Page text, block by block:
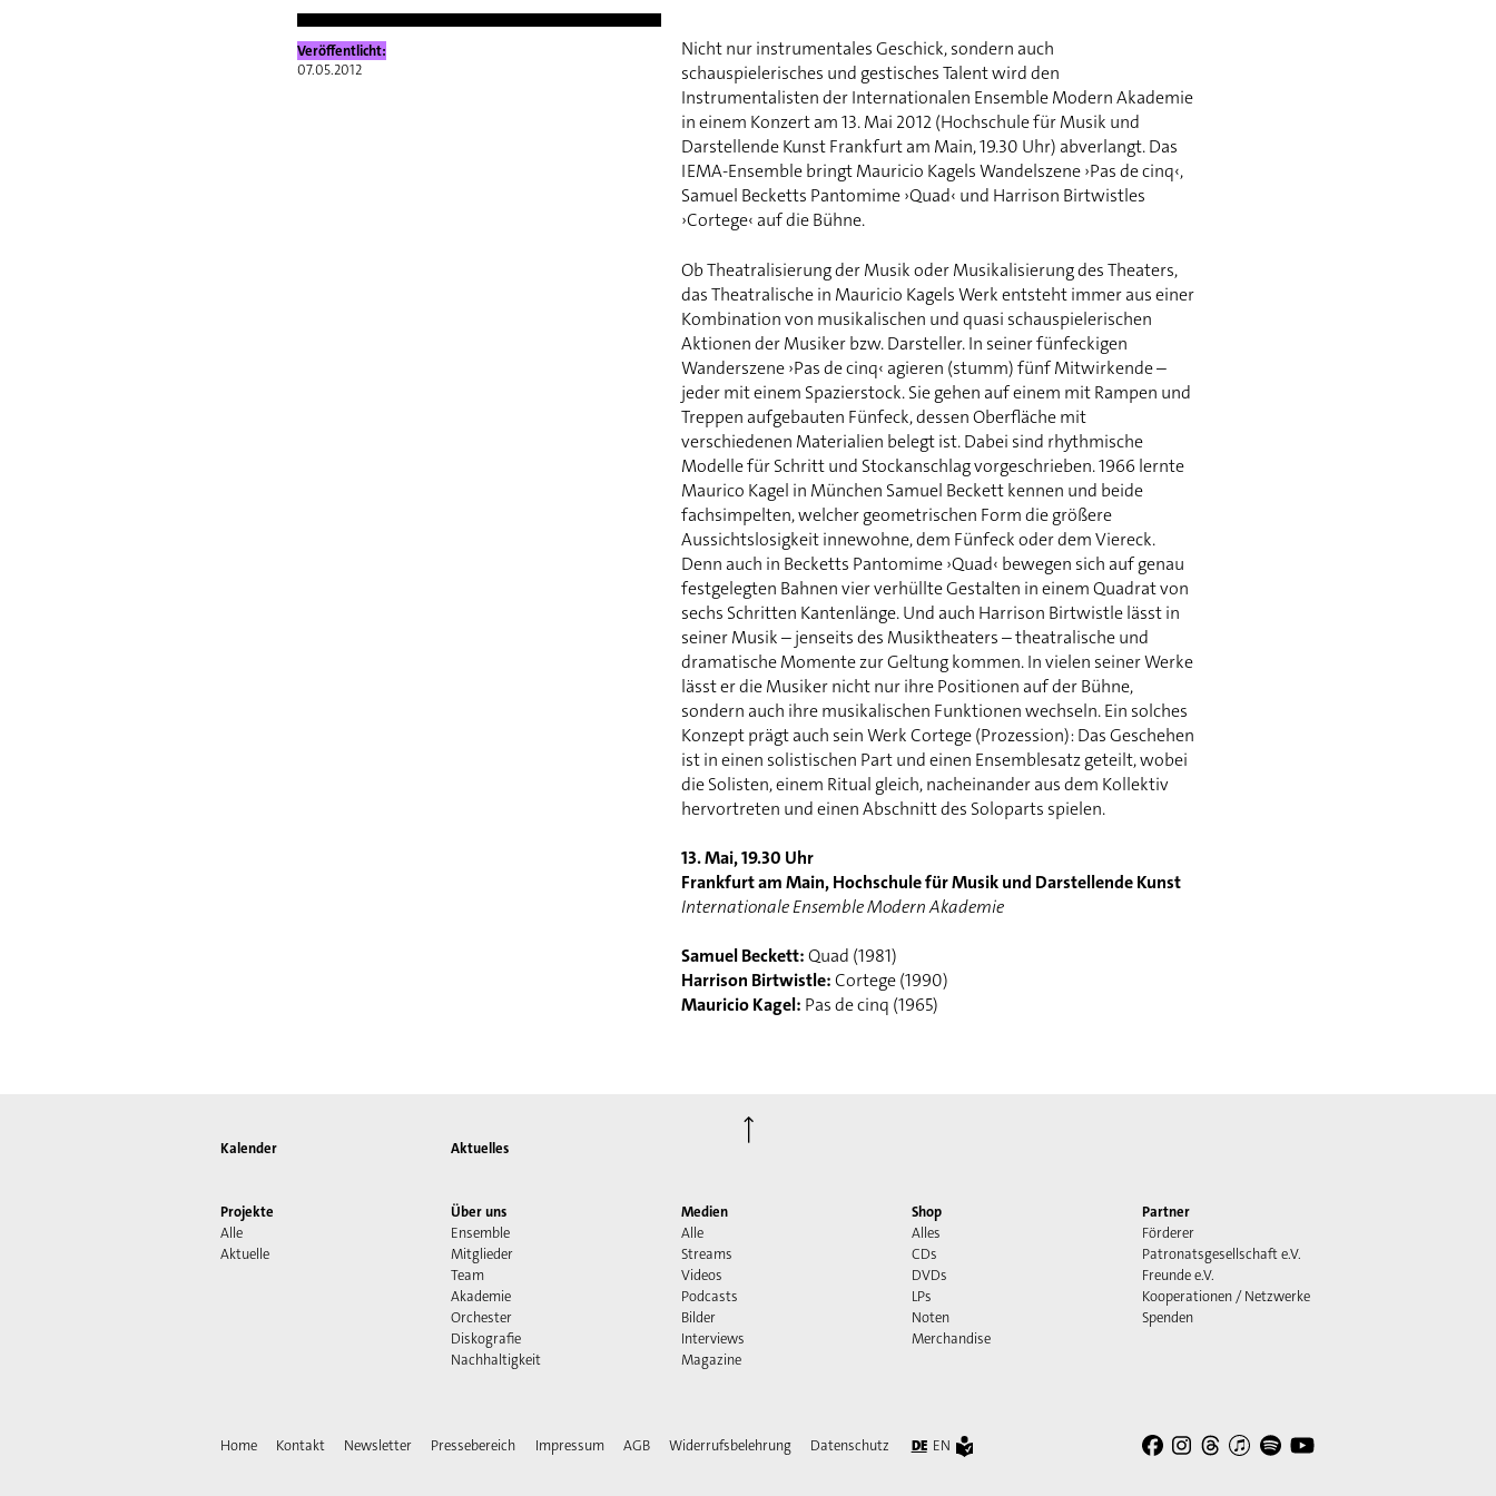
Veröffentlicht:
07.05.2012
Nicht nur instrumentales Geschick, sondern auch
schauspielerisches und gestisches Talent wird den
Instrumentalisten der Internationalen Ensemble Modern Akademie
in einem Konzert am 13. Mai 2012 (Hochschule für Musik und
Darstellende Kunst Frankfurt am Main, 19.30 Uhr) abverlangt. Das
IEMA-Ensemble bringt Mauricio Kagels Wandelszene ›Pas de cinq‹,
Samuel Becketts Pantomime ›Quad‹ und Harrison Birtwistles
›Cortege‹ auf die Bühne.
Ob Theatralisierung der Musik oder Musikalisierung des Theaters,
das Theatralische in Mauricio Kagels Werk entsteht immer aus einer
Kombination von musikalischen und quasi schauspielerischen
Aktionen der Musiker bzw. Darsteller. In seiner fünfeckigen
Wanderszene ›Pas de cinq‹ agieren (stumm) fünf Mitwirkende –
jeder mit einem Spazierstock. Sie gehen auf einem mit Rampen und
Treppen aufgebauten Fünfeck, dessen Oberfläche mit
verschiedenen Materialien belegt ist. Dabei sind rhythmische
Modelle für Schritt und Stockanschlag vorgeschrieben. 1966 lernte
Maurico Kagel in München Samuel Beckett kennen und beide
fachsimpelten, welcher geometrischen Form die größere
Aussichtslosigkeit innewohne, dem Fünfeck oder dem Viereck.
Denn auch in Becketts Pantomime ›Quad‹ bewegen sich auf genau
festgelegten Bahnen vier verhüllte Gestalten in einem Quadrat von
sechs Schritten Kantenlänge. Und auch Harrison Birtwistle lässt in
seiner Musik – jenseits des Musiktheaters – theatralische und
dramatische Momente zur Geltung kommen. In vielen seiner Werke
lässt er die Musiker nicht nur ihre Positionen auf der Bühne,
sondern auch ihre musikalischen Funktionen wechseln. Ein solches
Konzept prägt auch sein Werk Cortege (Prozession): Das Geschehen
ist in einen solistischen Part und einen Ensemblesatz geteilt, wobei
die Solisten, einem Ritual gleich, nacheinander aus dem Kollektiv
hervortreten und einen Abschnitt des Soloparts spielen.
13. Mai, 19.30 Uhr
Frankfurt am Main, Hochschule für Musik und Darstellende Kunst
Internationale Ensemble Modern Akademie
Samuel Beckett:Quad (1981)
Harrison Birtwistle:Cortege (1990)
Mauricio Kagel: Pas de cinq (1965)
Kalender Aktuelles
⟶
Projekte
Alle
Aktuelle
Über uns
Ensemble
Mitglieder
Team
Akademie
Orchester
Diskografie
Nachhaltigkeit
Medien
Alle
Streams
Videos
Podcasts
Bilder
Interviews
Magazine
Shop
Alles
CDs
DVDs
LPs
Noten
Merchandise
Partner
Förderer
Patronatsgesellschaft e.V.
Freunde e.V.
Kooperationen / Netzwerke
Spenden
Home Kontakt Newsletter Pressebereich Impressum AGB Widerrufsbelehrung Datenschutz DE EN